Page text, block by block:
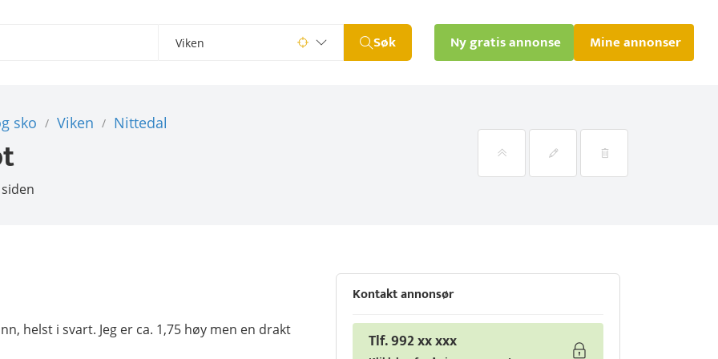
Søk Ny gratis annonse Mine annonser
sko / Viken / Nittedal
helst i svart. Jeg er ca. 1,75 høy men en drakt
Kontakt annonsør
Tlf. 992 xx xxx